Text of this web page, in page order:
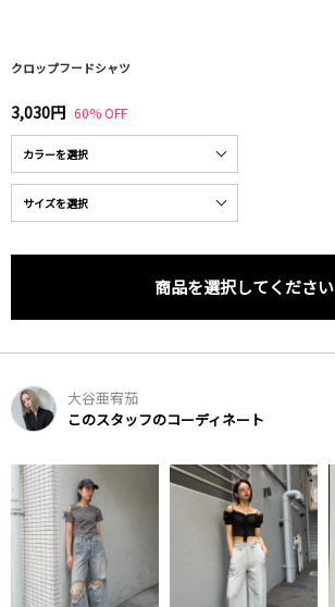
クロップフードシャツ
3,030円 60% OFF
商品を選択してください
大谷亜宥茄
このスタッフのコーディネート